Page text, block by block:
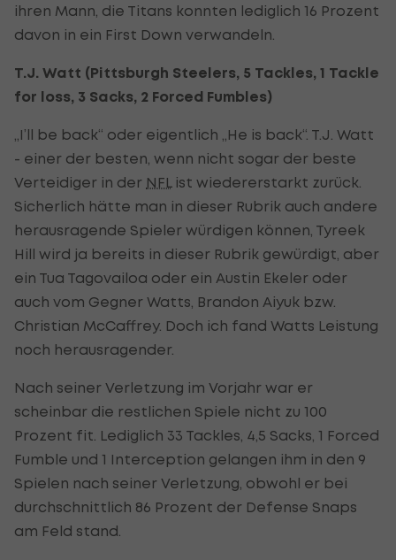
ihren Mann, die Titans konnten lediglich 16 Prozent
davon in ein First Down verwandeln.
T.J. Watt (Pittsburgh Steelers, 5 Tackles, 1 Tackle
for loss, 3 Sacks, 2 Forced Fumbles)
„I’ll be back“ oder eigentlich „He is back“. T.J. Watt
- einer der besten, wenn nicht sogar der beste
Verteidiger in der NFL ist wiedererstarkt zurück.
Sicherlich hätte man in dieser Rubrik auch andere
herausragende Spieler würdigen können, Tyreek
Hill wird ja bereits in dieser Rubrik gewürdigt, aber
ein Tua Tagovailoa oder ein Austin Ekeler oder
auch vom Gegner Watts, Brandon Aiyuk bzw.
Christian McCaffrey. Doch ich fand Watts Leistung
noch herausragender.
Nach seiner Verletzung im Vorjahr war er
scheinbar die restlichen Spiele nicht zu 100
Prozent fit. Lediglich 33 Tackles, 4,5 Sacks, 1 Forced
Fumble und 1 Interception gelangen ihm in den 9
Spielen nach seiner Verletzung, obwohl er bei
durchschnittlich 86 Prozent der Defense Snaps
am Feld stand.